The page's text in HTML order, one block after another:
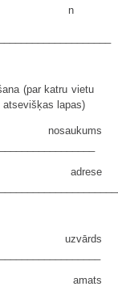
n
(par katru vietu
atsevišķas lapas)